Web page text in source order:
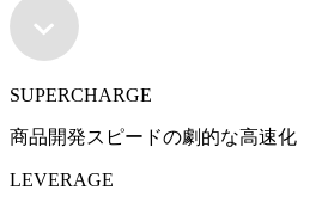
SUPERCHARGE
商品開発スピードの劇的な高速化
LEVERAGE